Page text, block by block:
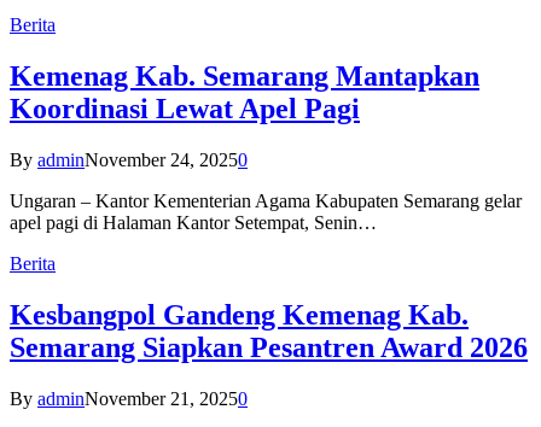
Berita
Kemenag Kab. Semarang Mantapkan
Koordinasi Lewat Apel Pagi
By adminNovember 24, 20250
Ungaran – Kantor Kementerian Agama Kabupaten Semarang gelar
apel pagi di Halaman Kantor Setempat, Senin…
Berita
Kesbangpol Gandeng Kemenag Kab.
Semarang Siapkan Pesantren Award 2026
By adminNovember 21, 20250